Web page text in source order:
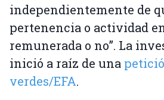
independientemente de
pertenencia o actividad
remunerada o no”. La
inició a raíz de una
verdes/EFA.